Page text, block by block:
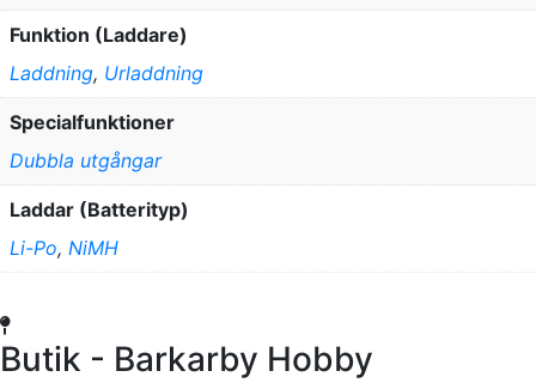
Funktion (Laddare)
Laddning, Urladdning
Specialfunktioner
Dubbla utgångar
Laddar (Batterityp)
Li-Po, NiMH
Butik - Barkarby Hobby